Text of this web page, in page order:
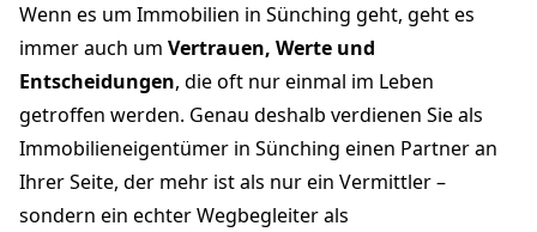
Wenn es um Immobilien in Sünching geht, geht es
immer auch um Vertrauen, Werte und
Entscheidungen, die oft nur einmal im Leben
getroffen werden. Genau deshalb verdienen Sie als
Immobilieneigentümer in Sünching einen Partner an
Ihrer Seite, der mehr ist als nur ein Vermittler –
sondern ein echter Wegbegleiter als